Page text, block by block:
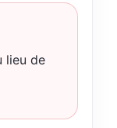
lieu de